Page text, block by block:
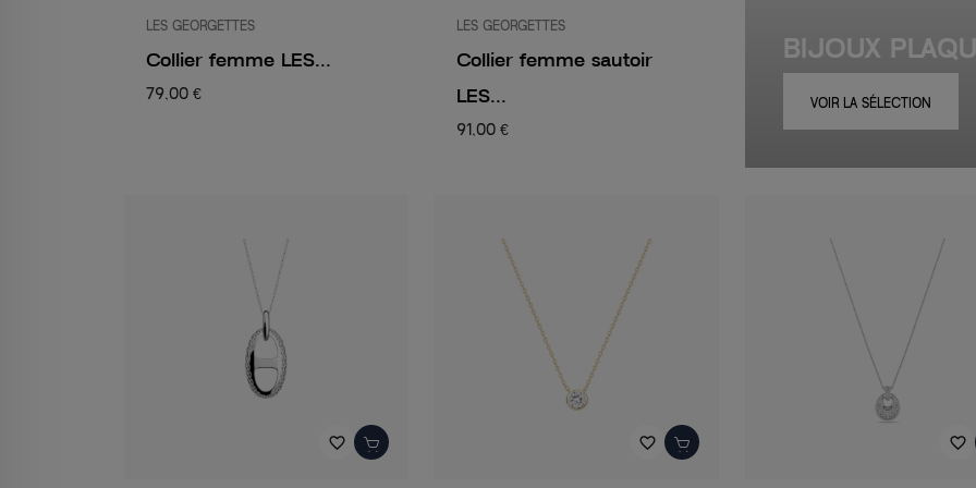
LES GEORGETTES
Collier femme LES...
79,00 €
LES GEORGETTES
Collier femme sautoir
LES...
91,00 €
BIJOUX
VOIR LA SÉLECTION
favorite_border favorite_border favorite_border